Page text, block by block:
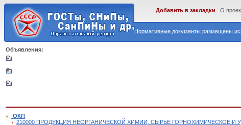
Нормативные документы размещены
Добавить в закладки О
Объявления:
ОКП
210000 ПРОДУКЦИЯ НЕОРГАНИЧЕСКОЙ ХИМИИ, СЫРЬЕ ГОРНОХИМИЧЕСКОЕ И